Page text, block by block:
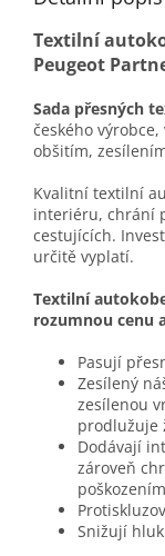
Textilní
Peugeot
Sada přesných
českého
obšitím,
Kvalitní textilní
interiéru, chrání
cestujících.
určitě vyplatí.
Textilní
rozumnou cenu
Pasují
Zesílený
zesílenou
prodlužuje
Dodávají
zároveň
Snižují